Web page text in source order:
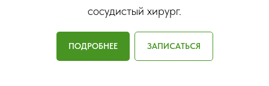
сосудистый хирург.
ПОДРОБНЕЕ ЗАПИСАТЬСЯ